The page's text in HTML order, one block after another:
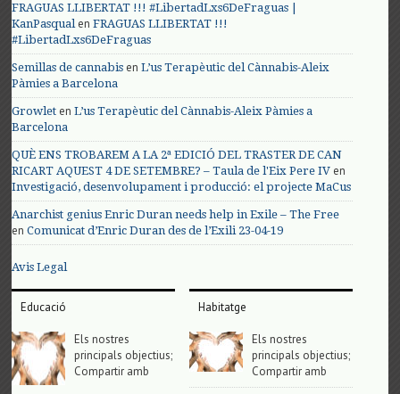
FRAGUAS LLIBERTAT !!! #LibertadLxs6DeFraguas |
KanPasqualenFRAGUAS LLIBERTAT !!!
#LibertadLxs6DeFraguas
Semillas de cannabis enL’us Terapèutic del Cànnabis-Aleix
Pàmies a Barcelona
Growlet enL’us Terapèutic del Cànnabis-Aleix Pàmies a
Barcelona
QUÈ ENS TROBAREM A LA 2ª EDICIÓ DEL TRASTER DE CAN
RICART AQUEST 4 DE SETEMBRE? – Taula de l'Eix Pere IV en
Investigació, desenvolupament i producció: el projecte MaCus
Anarchist genius Enric Duran needs help in Exile – The Free
enComunicat d’Enric Duran des de l’Exili 23-04-19
Avis Legal
Educació
Els nostres
principals objectius;
Compartir amb
Habitatge
Els nostres
principals objectius;
Compartir amb